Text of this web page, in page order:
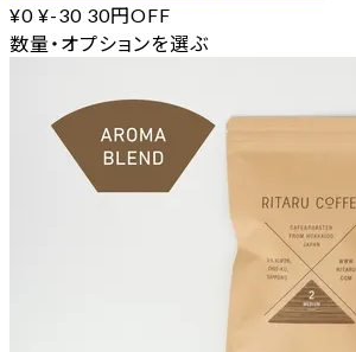
¥0 ¥-30 30円OFF
数量・オプションを選ぶ